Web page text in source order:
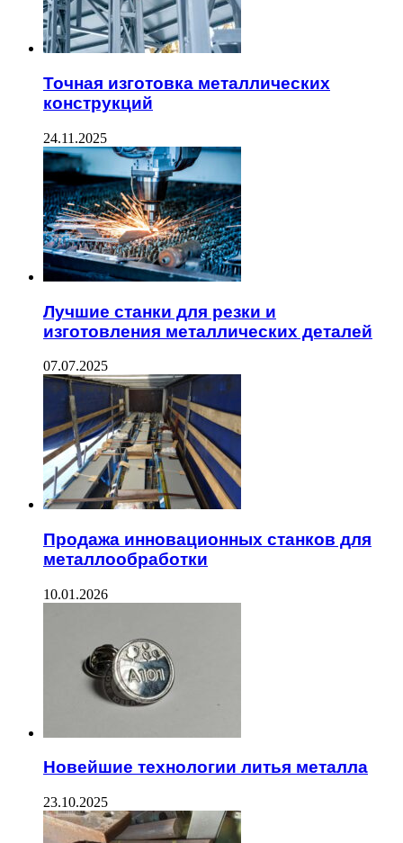
Точная изготовка металлических
конструкций
24.11.2025
Лучшие станки для резки и
изготовления металлических деталей
07.07.2025
Продажа инновационных станков для
металлообработки
10.01.2026
Новейшие технологии литья металла
23.10.2025